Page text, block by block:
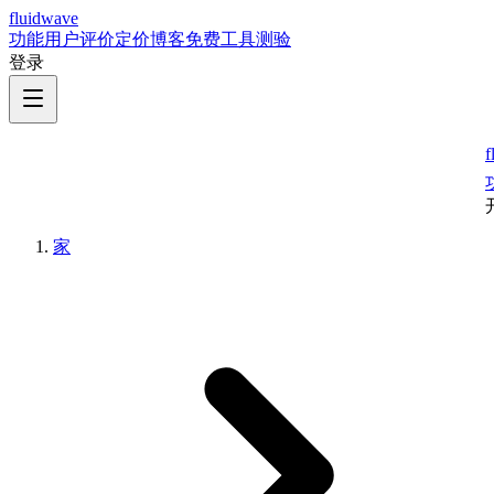
fluidwave
功能用户评价定价博客免费工具测验
登录
家